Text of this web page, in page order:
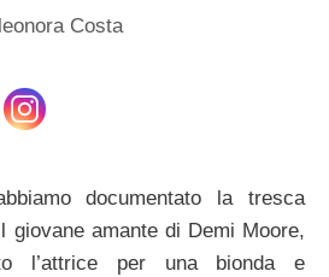
Costa
documentato la tresca
giovane amante di Demi Moore,
l’attrice per una bionda e